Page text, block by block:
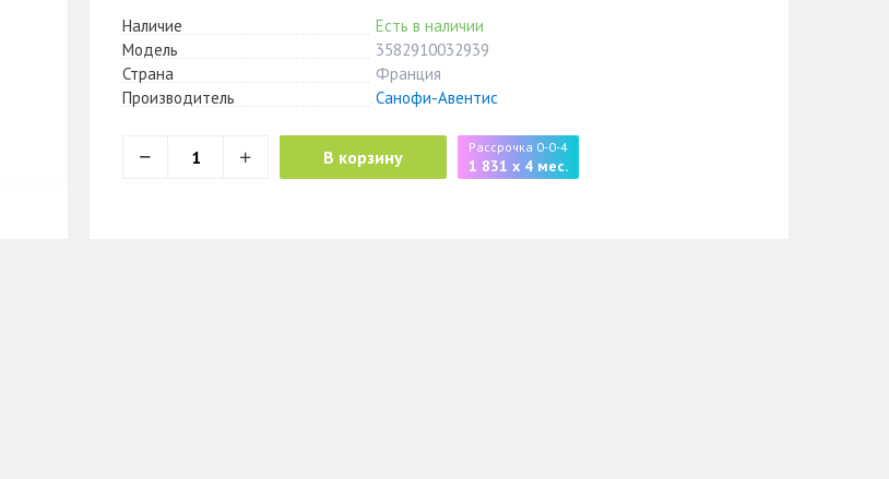
Наличие
Есть в наличии
Модель
3582910032939
Страна
Франция
Производитель
Санофи-Авентис
В корзину Рассрочка 0-0-4
1 831 x 4 мес.